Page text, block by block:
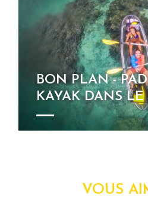
BON PLAN -
KAYAK DANS
VOUS